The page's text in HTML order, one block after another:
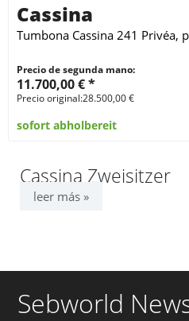
Cassina
Tumbona Cassina 241 Privéa,
Precio de segunda mano:
11.700,00 € *
Precio original:28.500,00 €
sofort abholbereit
Cassina Zweisitzer
leer más »
Sebworld